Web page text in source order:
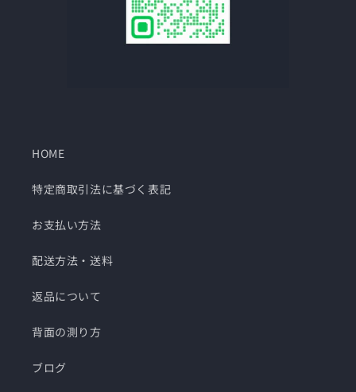
HOME
特定商取引法に基づく表記
お支払い方法
配送方法・送料
返品について
背面の測り方
ブログ